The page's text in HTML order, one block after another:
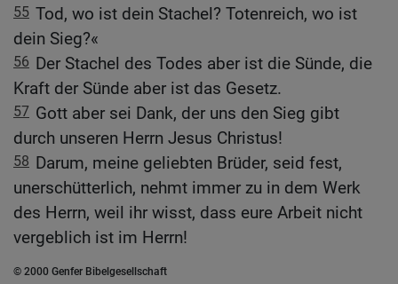
55 Tod, wo ist dein Stachel? Totenreich, wo ist
dein Sieg?«
56 Der Stachel des Todes aber ist die Sünde, die
Kraft der Sünde aber ist das Gesetz.
57 Gott aber sei Dank, der uns den Sieg gibt
durch unseren Herrn Jesus Christus!
58 Darum, meine geliebten Brüder, seid fest,
unerschütterlich, nehmt immer zu in dem Werk
des Herrn, weil ihr wisst, dass eure Arbeit nicht
vergeblich ist im Herrn!
© 2000 Genfer Bibelgesellschaft